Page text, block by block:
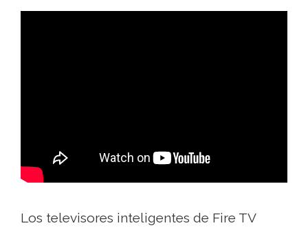
Los televisores inteligentes de Fire TV